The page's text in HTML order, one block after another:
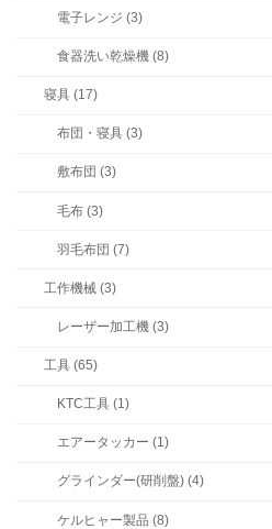
電子レンジ (3)
食器洗い乾燥機 (8)
寝具 (17)
布団・寝具 (3)
敷布団 (3)
毛布 (3)
羽毛布団 (7)
工作機械 (3)
レーザー加工機 (3)
工具 (65)
KTC工具 (1)
エアータッカー (1)
グラインダー(研削盤) (4)
ケルヒャー製品 (8)